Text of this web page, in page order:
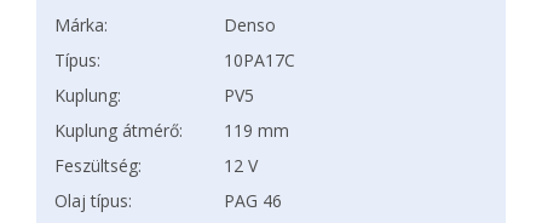
Márka:
Denso
Típus:
10PA17C
Kuplung:
PV5
Kuplung átmérő:
119 mm
Feszültség:
12 V
Olaj típus:
PAG 46